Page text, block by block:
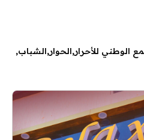
الوطني للأحرار الحوار الشباب